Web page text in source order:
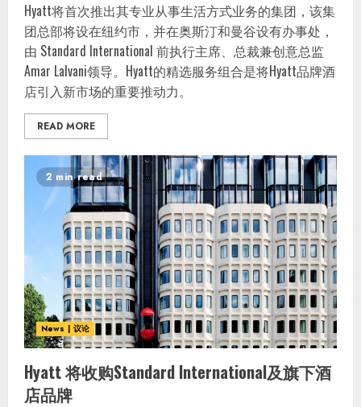
Hyatt将首次推出其专业从事生活方式业务的集团，该集
团总部将设在纽约市，并在奥斯汀和曼谷设有办事处，
由 Standard International 前执行主席、总裁兼创意总监
Amar Lalvani领导。Hyatt的精选服务组合是将Hyatt品牌酒
店引入新市场的重要推动力。
READ MORE
2 min read
News | 议论
Hyatt 将收购Standard International及旗下酒
店品牌